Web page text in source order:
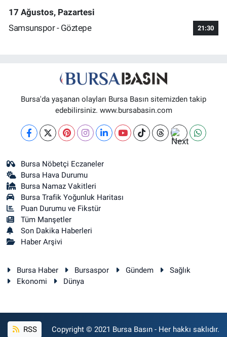
17 Ağustos, Pazartesi
Samsunspor - Göztepe
21:30
Bursa'da yaşanan olayları Bursa Basın sitemizden takip
edebilirsiniz. www.bursabasin.com
Bursa Nöbetçi Eczaneler
Bursa Hava Durumu
Bursa Namaz Vakitleri
Bursa Trafik Yoğunluk Haritası
Puan Durumu ve Fikstür
Tüm Manşetler
Son Dakika Haberleri
Haber Arşivi
Bursa Haber Bursaspor Gündem
Sağlık
Ekonomi
Dünya
RSS Copyright © 2021 Bursa Basın - Her hakkı saklıdır.